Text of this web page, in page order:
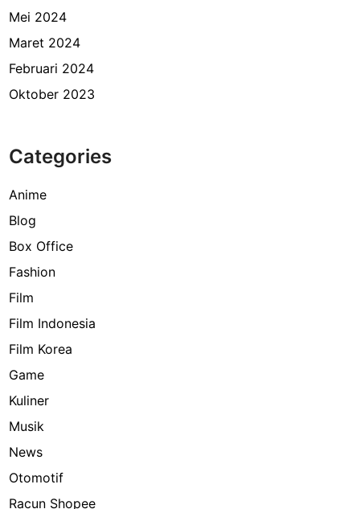
Mei 2024
Maret 2024
Februari 2024
Oktober 2023
Categories
Anime
Blog
Box Office
Fashion
Film
Film Indonesia
Film Korea
Game
Kuliner
Musik
News
Otomotif
Racun Shopee